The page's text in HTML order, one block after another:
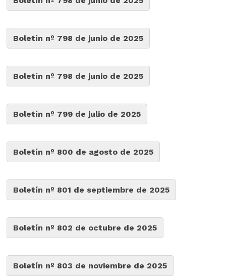
Boletín nº 798 de junio de 2025
Boletín nº 798 de junio de 2025
Boletín nº 799 de julio de 2025
Boletín nº 800 de agosto de 2025
Boletín nº 801 de septiembre de 2025
Boletín nº 802 de octubre de 2025
Boletín nº 803 de noviembre de 2025